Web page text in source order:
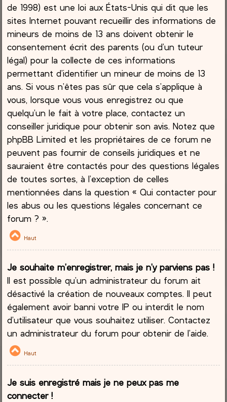
de 1998) est une loi aux États-Unis qui dit que les
sites Internet pouvant recueillir des informations de
mineurs de moins de 13 ans doivent obtenir le
consentement écrit des parents (ou d’un tuteur
légal) pour la collecte de ces informations
permettant d’identifier un mineur de moins de 13
ans. Si vous n’êtes pas sûr que cela s’applique à
vous, lorsque vous vous enregistrez ou que
quelqu’un le fait à votre place, contactez un
conseiller juridique pour obtenir son avis. Notez que
phpBB Limited et les propriétaires de ce forum ne
peuvent pas fournir de conseils juridiques et ne
sauraient être contactés pour des questions légales
de toutes sortes, à l’exception de celles
mentionnées dans la question « Qui contacter pour
les abus ou les questions légales concernant ce
forum ? ».
Haut
Je souhaite m’enregistrer, mais je n’y parviens pas !
Il est possible qu’un administrateur du forum ait
désactivé la création de nouveaux comptes. Il peut
également avoir banni votre IP ou interdit le nom
d’utilisateur que vous souhaitez utiliser. Contactez
un administrateur du forum pour obtenir de l’aide.
Haut
Je suis enregistré mais je ne peux pas me
connecter !